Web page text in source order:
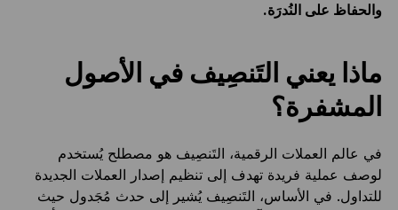
والحفاظ على النُدرَة.
ماذا يعني التَنصِيف في الأصول
المشفرة؟
في عالم العملات الرقمية، التَنصِيف هو مصطلح يُستخدم
لوصف عملية فريدة تهدف إلى تنظيم إصدار العملات الجديدة
للتداول. في الأساس، التَنصِيف يُشير إلى حدث مُجَدول حيث